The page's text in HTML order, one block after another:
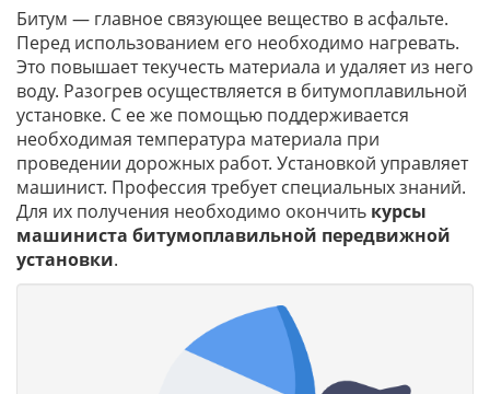
Битум — главное связующее вещество в асфальте.
Перед использованием его необходимо нагревать.
Это повышает текучесть материала и удаляет из него
воду. Разогрев осуществляется в битумоплавильной
установке. С ее же помощью поддерживается
необходимая температура материала при
проведении дорожных работ. Установкой управляет
машинист. Профессия требует специальных знаний.
Для их получения необходимо окончить курсы
машиниста битумоплавильной передвижной
установки.